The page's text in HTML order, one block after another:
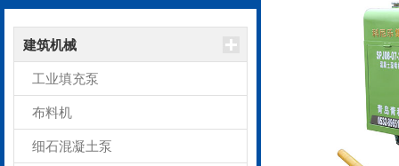
建筑机械
工业填充泵
布料机
细石混凝土泵